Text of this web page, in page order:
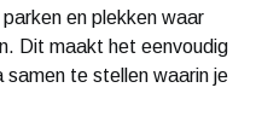
en plekken waar
Dit maakt het eenvoudig
samen te stellen waarin je